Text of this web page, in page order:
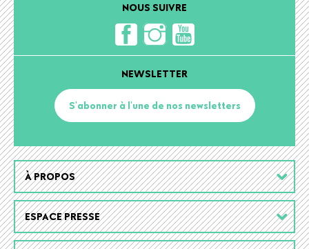
NOUS SUIVRE
NEWSLETTER
S'abonner à l'une de nos newsletters
Footer
menu
À PROPOS
ESPACE PRESSE